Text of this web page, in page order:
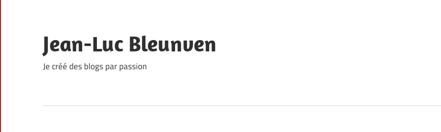
content
Jean-Luc Bleunven
Je créé des blogs par passion